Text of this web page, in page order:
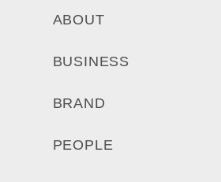
ABOUT
BUSINESS
BRAND
PEOPLE